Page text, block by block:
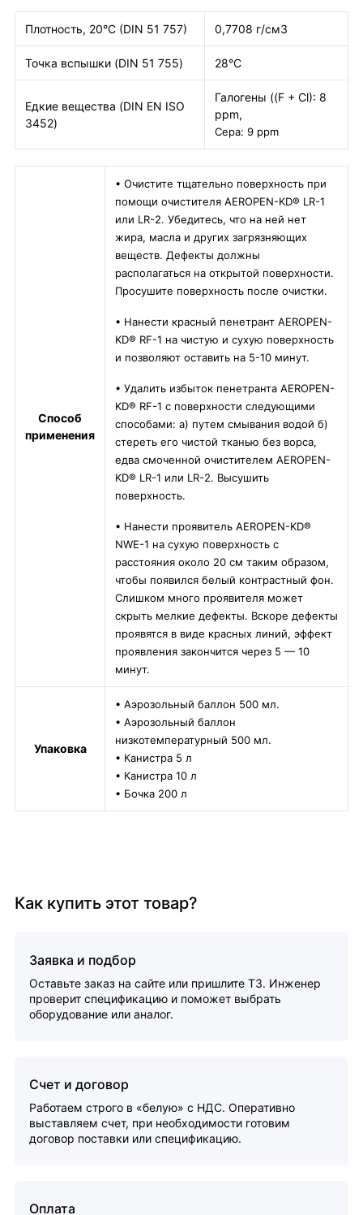
Плотность, 20°C (DIN 51 757) 0,7708 г/см3
Точка вспышки (DIN 51 755) 28°C
Едкие вещества (DIN EN ISO
3452)
Галогены ((F + Cl): 8
ppm,
Сера: 9 ppm
Способ
применения
• Очистите тщательно поверхность при
помощи очистителя AEROPEN-KD® LR-1
или LR-2. Убедитесь, что на ней нет
жира, масла и других загрязняющих
веществ. Дефекты должны
располагаться на открытой поверхности.
Просушите поверхность после очистки.
• Нанести красный пенетрант AEROPEN-
KD® RF-1 на чистую и сухую поверхность
и позволяют оставить на 5-10 минут.
• Удалить избыток пенетранта AEROPEN-
KD® RF-1 с поверхности следующими
способами: а) путем смывания водой б)
стереть его чистой тканью без ворса,
едва смоченной очистителем AEROPEN-
KD® LR-1 или LR-2. Высушить
поверхность.
• Нанести проявитель AEROPEN-KD®
NWE-1 на сухую поверхность с
расстояния около 20 см таким образом,
чтобы появился белый контрастный фон.
Слишком много проявителя может
скрыть мелкие дефекты. Вскоре дефекты
проявятся в виде красных линий, эффект
проявления закончится через 5 — 10
минут.
Упаковка
• Аэрозольный баллон 500 мл.
• Аэрозольный баллон
низкотемпературный 500 мл.
• Канистра 5 л
• Канистра 10 л
• Бочка 200 л
Как купить этот товар?
Заявка и подбор
Оставьте заказ на сайте или пришлите ТЗ. Инженер
проверит спецификацию и поможет выбрать
оборудование или аналог.
Счет и договор
Работаем строго в «белую» с НДС. Оперативно
выставляем счет, при необходимости готовим
договор поставки или спецификацию.
Оплата